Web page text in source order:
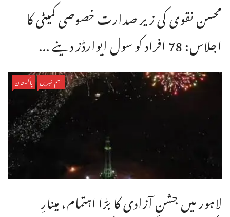
محسن نقوی کی زیر صدارت خصوصی کمیٹی کا
اجلاس: 78 افراد کو سول ایوارڈز دینے ...
اہم خبریں پاکستان
لاہور میں جشنِ آزادی کا بڑا اہتمام، مینارِ